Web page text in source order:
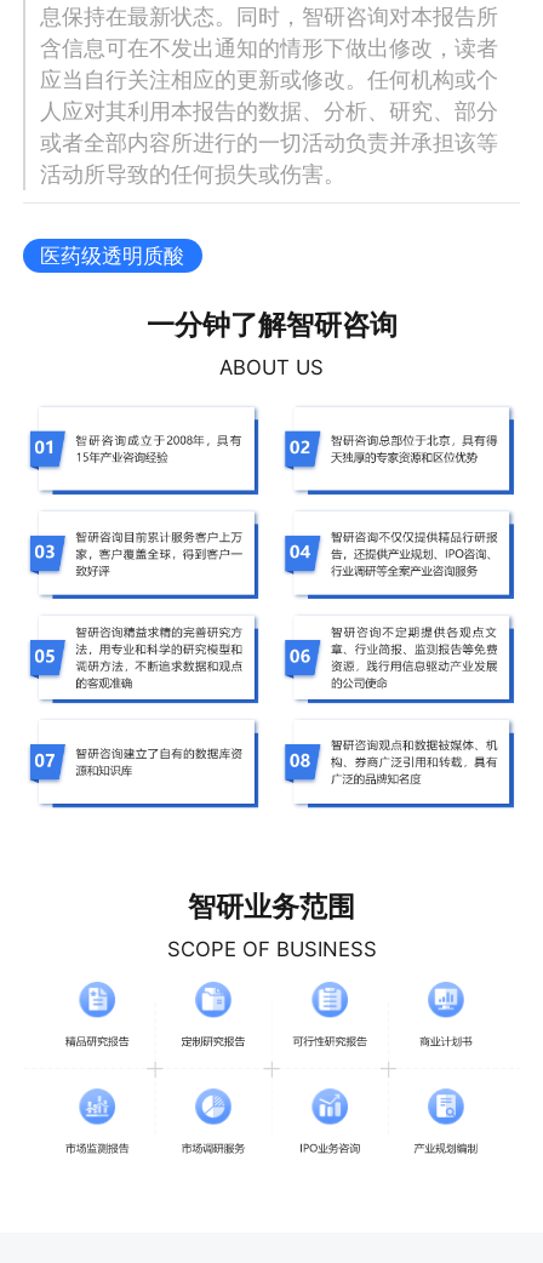
息保持在最新状态。同时，智研咨询对本报告所
含信息可在不发出通知的情形下做出修改，读者
应当自行关注相应的更新或修改。任何机构或个
人应对其利用本报告的数据、分析、研究、部分
或者全部内容所进行的一切活动负责并承担该等
活动所导致的任何损失或伤害。
医药级透明质酸
一分钟了解智研咨询
ABOUT US
智研业务范围
SCOPE OF BUSINESS